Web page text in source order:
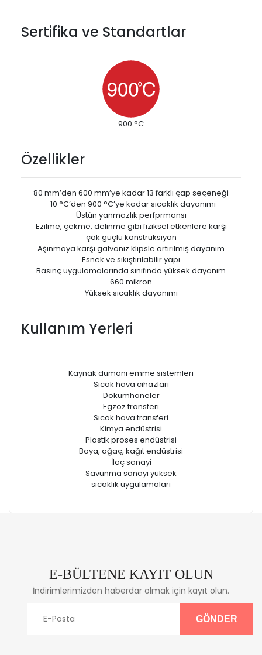
Sertifika ve Standartlar
900 °C
Özellikler
80 mm’den 600 mm’ye kadar 13 farklı çap seçeneği
-10 °C’den 900 °C’ye kadar sıcaklık dayanımı
Üstün yanmazlık perfprmansı
Ezilme, çekme, delinme gibi fiziksel etkenlere karşı
çok güçlü konstrüksiyon
Aşınmaya karşı galvaniz klipsle artırılmış dayanım
Esnek ve sıkıştırılabilir yapı
Basınç uygulamalarında sınıfında yüksek dayanım
660 mikron
Yüksek sıcaklık dayanımı
Kullanım Yerleri
Kaynak dumanı emme sistemleri
Sıcak hava cihazları
Dökümhaneler
Egzoz transferi
Sıcak hava transferi
Kimya endüstrisi
Plastik proses endüstrisi
Boya, ağaç, kağıt endüstrisi
İlaç sanayi
Savunma sanayi yüksek
sıcaklık uygulamaları
E-BÜLTENE KAYIT OLUN
İndirimlerimizden haberdar olmak için kayıt olun.